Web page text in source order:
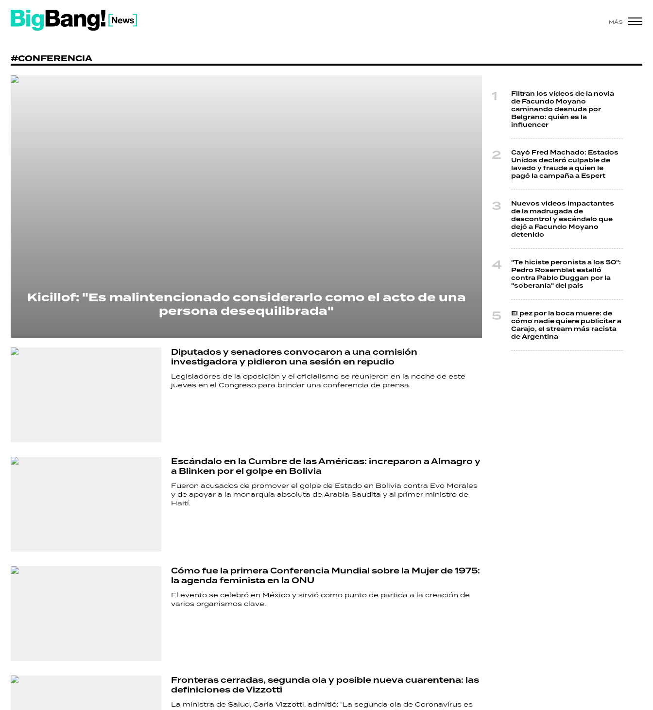
MÁS
#CONFERENCIA
Kicillof: "Es malintencionado considerarlo como el acto de una
persona desequilibrada"
Diputados y senadores convocaron a una comisión
investigadora y pidieron una sesión en repudio
Legisladores de la oposición y el oficialismo se reunieron en la noche de este
jueves en el Congreso para brindar una conferencia de prensa.
Escándalo en la Cumbre de las Américas: increparon a Almagro y
a Blinken por el golpe en Bolivia
Fueron acusados de promover el golpe de Estado en Bolivia contra Evo Morales
y de apoyar a la monarquía absoluta de Arabia Saudita y al primer ministro de
Haití.
Cómo fue la primera Conferencia Mundial sobre la Mujer de 1975:
la agenda feminista en la ONU
El evento se celebró en México y sirvió como punto de partida a la creación de
varios organismos clave.
Fronteras cerradas, segunda ola y posible nueva cuarentena: las
definiciones de Vizzotti
La ministra de Salud, Carla Vizzotti, admitió: “La segunda ola de Coronavirus es
Filtran los videos de la novia
de Facundo Moyano
caminando desnuda por
Belgrano: quién es la
influencer
Cayó Fred Machado: Estados
Unidos declaró culpable de
lavado y fraude a quien le
pagó la campaña a Espert
Nuevos videos impactantes
de la madrugada de
descontrol y escándalo que
dejó a Facundo Moyano
detenido
"Te hiciste peronista a los 50":
Pedro Rosemblat estalló
contra Pablo Duggan por la
"soberanía" del país
El pez por la boca muere: de
cómo nadie quiere publicitar a
Carajo, el stream más racista
de Argentina